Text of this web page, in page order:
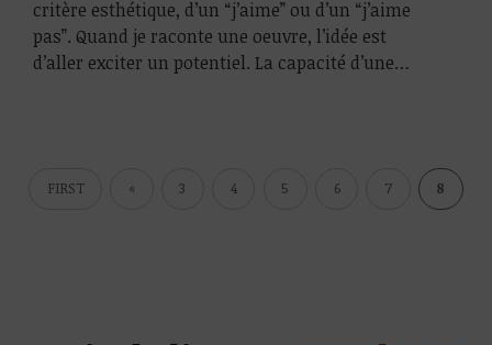
critère esthétique, d’un “j’aime” ou d’un “j’aime
pas”. Quand je raconte une oeuvre, l’idée est
d’aller exciter un potentiel. La capacité d’une…
FIRST « 3 4 5 6 7 8